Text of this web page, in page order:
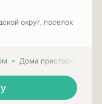
округ, поселок
Дома престарелых